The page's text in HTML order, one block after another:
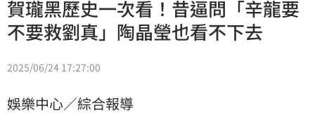
賀瓏黑歷史一次看！昔逼問「辛龍要
不要救劉真」陶晶瑩也看不下去
2025/06/24 17:27:00
娛樂中心／綜合報導